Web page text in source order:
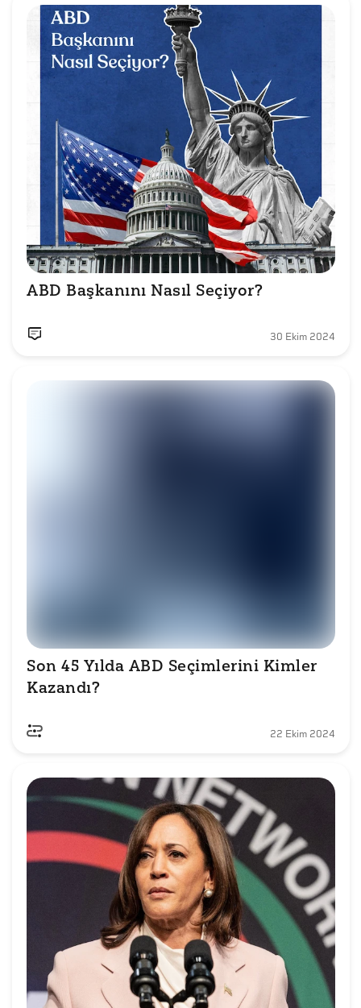
30 Ekim 2024
Son 45 Yılda ABD Seçimlerini Kimler
Kazandı?
22 Ekim 2024